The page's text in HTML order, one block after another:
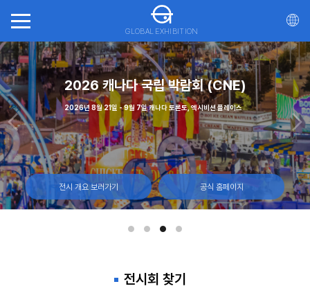
GLOBAL EXHIBITION
회(ITTS)
트리올 캐나다
전시 개요 보러가기 공식 홈페이지
스
일, 라스베이거스 컨벤션 센터
전시 개요 보러가기 공식 홈페이지
2026 캐나다 국립 박람회 (CNE)
2026년 8월 21일 - 9월 7일 캐나다 토론토, 엑시비션 플레이스
전시 개요 보러가기 공식 홈페이지
2026년 10월 21일 - 23일 마리
전시회 찾기